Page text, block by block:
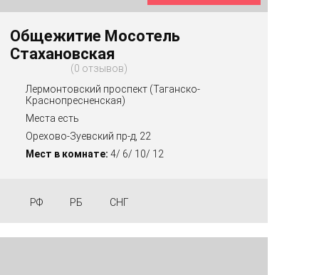
Общежитие Мосотель
Стахановская
0 отзывов
Лермонтовский проспект (Таганско-
Краснопресненская)
Места есть
Орехово-Зуевский пр-д, 22
Мест в комнате: 4/ 6/ 10/ 12
РФ РБ СНГ